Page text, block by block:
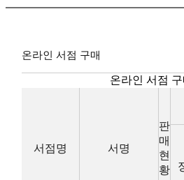
온라인 서점 구매
온라인 서점
서점명 서명
판
매
현
황